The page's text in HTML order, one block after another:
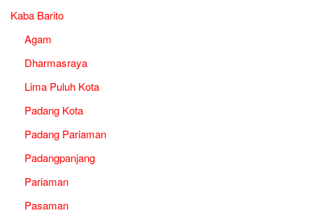
Kaba Barito
Agam
Dharmasraya
Lima Puluh Kota
Padang Kota
Padang Pariaman
Padangpanjang
Pariaman
Pasaman